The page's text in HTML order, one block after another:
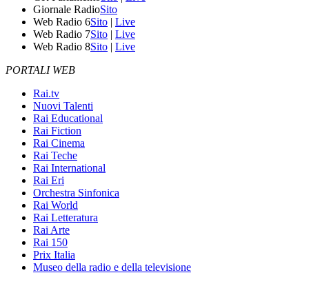
Giornale RadioSito
Web Radio 6Sito | Live
Web Radio 7Sito | Live
Web Radio 8Sito | Live
PORTALI WEB
Rai.tv
Nuovi Talenti
Rai Educational
Rai Fiction
Rai Cinema
Rai Teche
Rai International
Rai Eri
Orchestra Sinfonica
Rai World
Rai Letteratura
Rai Arte
Rai 150
Prix Italia
Museo della radio e della televisione